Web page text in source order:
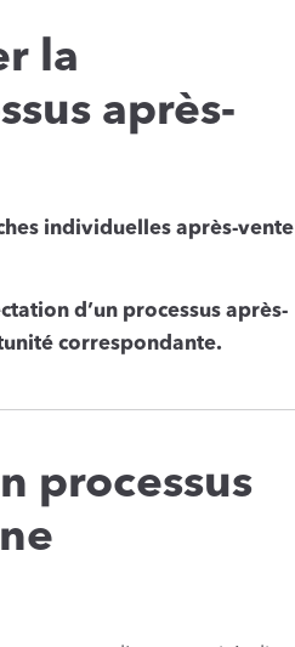
la
après-
individuelles après-vente
d’un processus après-
correspondante.
processus